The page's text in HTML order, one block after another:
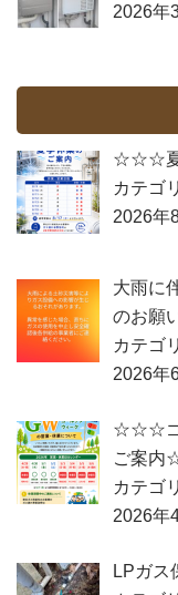
2026年
☆☆☆夏
カテゴ
2026年
大雨に
のお願
カテゴ
2026年
☆☆☆ゴ
ご案
カテゴ
2026年
LPガス